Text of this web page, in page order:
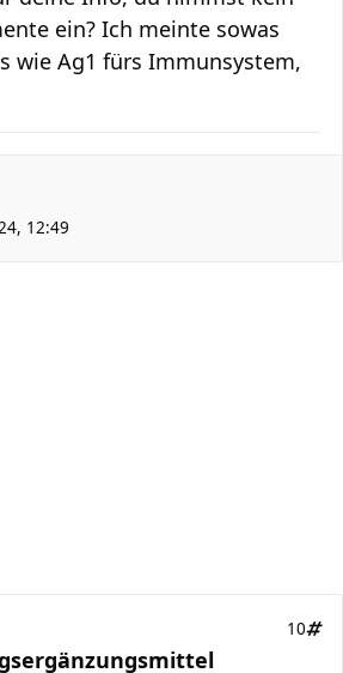
ein? Ich meinte sowas
wie Ag1 fürs Immunsystem,
12:49
10